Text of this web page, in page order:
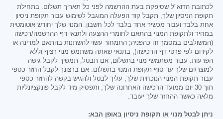
לכתובת הדוא"ל שסיפקת בעת ההרשמה לפני כל תאריך תשלום. בתחילת
תקופת הניסיון שלך, תקבל קוד הפעלה המוגבל לשימוש עבור תקופת ניסיון
אחת בלבד ועבור מכשיר אחד בלבד לכל חשבון. המנוי שלך יחודש אוטומטית
במחיר ולתקופת המנוי בהתאם לחומרי ההצעה ולתנאי דף ההרשמה/רכישה
(המשולבים במסמך זה כהפניה; התמחור עשוי להשתנות בהתאם למדינה או
לקידום לפי פרטי דף הרכישה), בתנאי שאתה משתמש מנוי רציף וללא
הפרעות. עבור משתמשי מנוי בתשלום, אם תבטל, תמשיך לקבל גישה
למוצר/ים שלך עד סוף תקופת המנוי בתשלום. אם ברצונך לקבל החזר כספי
עבור תקופת המנוי הנוכחית שלך, עליך לבטל ולהגיש בקשה להחזר כספי
תוך 30 יום ממועד הרכישה האחרונה שלך, ותפסיק מיד לקבל פונקציונליות
מלאה כאשר ההחזר שלך יעובד.
ניתן לבטל מנוי או תקופת ניסיון באופן הבא: